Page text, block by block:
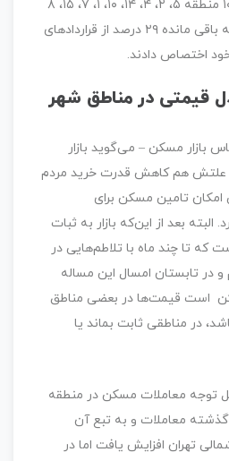
شهر تهران به ترتیب در ۱۰ منطقه ۵، ۲، ۴، ۱۴، ۱۰، ۱، ۷، ۱۵، ۸
و ۱۱ انجام شده و ۱۲ منطقه باقی مانده ۲۹ درصد از قراردادهای
اختصاص دادند.
قیمتی در مناطق شهر
بازار مسکن – می‌گوید بازار
علتش هم کاهش قدرت خرید مردم
تامین مسکن برای
البته بعد از این‌که بازار به ثبات
تا چند ماه با تلاطم‌هایی در
در تابستان امسال این مساله
است قیمت‌ها در بعضی مناطق
در مناطقی ثابت بماند یا
توجه معاملات مسکن در منطقه
گذشته معاملات و به تبع آن
تهران افزایش یافت اما در